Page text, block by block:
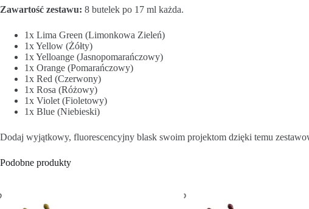
Zawartość zestawu: 8 butelek po 17 ml każda.
1x Lima Green (Limonkowa Zieleń)
1x Yellow (Żółty)
1x Yelloange (Jasnopomarańczowy)
1x Orange (Pomarańczowy)
1x Red (Czerwony)
1x Rosa (Różowy)
1x Violet (Fioletowy)
1x Blue (Niebieski)
Dodaj wyjątkowy, fluorescencyjny blask swoim projektom dzięki temu
Podobne produkty